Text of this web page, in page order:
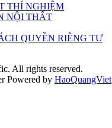
THÍ NGHIỆM
NỘI THẤT
QUYỀN RIÊNG TƯ
All rights reserved.
Powered by HaoQuangViet